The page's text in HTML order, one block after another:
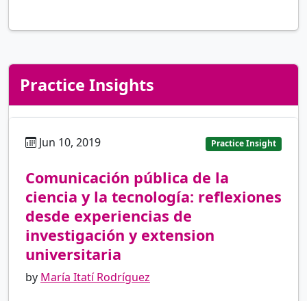
Practice Insights
Jun 10, 2019 Practice Insight
Comunicación pública de la
ciencia y la tecnología: reflexiones
desde experiencias de
investigación y extension
universitaria
by María Itatí Rodríguez